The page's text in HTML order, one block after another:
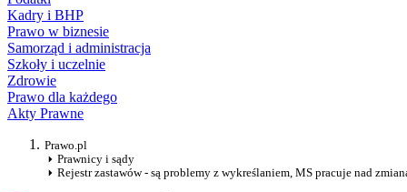
Kadry i BHP
Prawo w biznesie
Samorząd i administracja
Szkoły i uczelnie
Zdrowie
Prawo dla każdego
Akty Prawne
Prawo.pl
Prawnicy i sądy
Rejestr zastawów - są problemy z wykreślaniem, MS pracuje nad